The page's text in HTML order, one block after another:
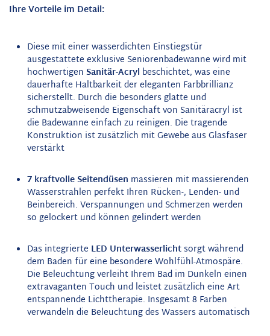
Ihre Vorteile im Detail:
Diese mit einer wasserdichten Einstiegstür
ausgestattete exklusive Seniorenbadewanne wird mit
hochwertigen Sanitär-Acryl beschichtet, was eine
dauerhafte Haltbarkeit der eleganten Farbbrillianz
sicherstellt. Durch die besonders glatte und
schmutzabweisende Eigenschaft von Sanitäracryl ist
die Badewanne einfach zu reinigen. Die tragende
Konstruktion ist zusätzlich mit Gewebe aus Glasfaser
verstärkt
7 kraftvolle Seitendüsen massieren mit massierenden
Wasserstrahlen perfekt Ihren Rücken-, Lenden- und
Beinbereich. Verspannungen und Schmerzen werden
so gelockert und können gelindert werden
Das integrierte LED Unterwasserlichtsorgt während
dem Baden für eine besondere Wohlfühl-Atmospäre.
Die Beleuchtung verleiht Ihrem Bad im Dunkeln einen
extravaganten Touch und leistet zusätzlich eine Art
entspannende Lichttherapie. Insgesamt 8 Farben
verwandeln die Beleuchtung des Wassers automatisch